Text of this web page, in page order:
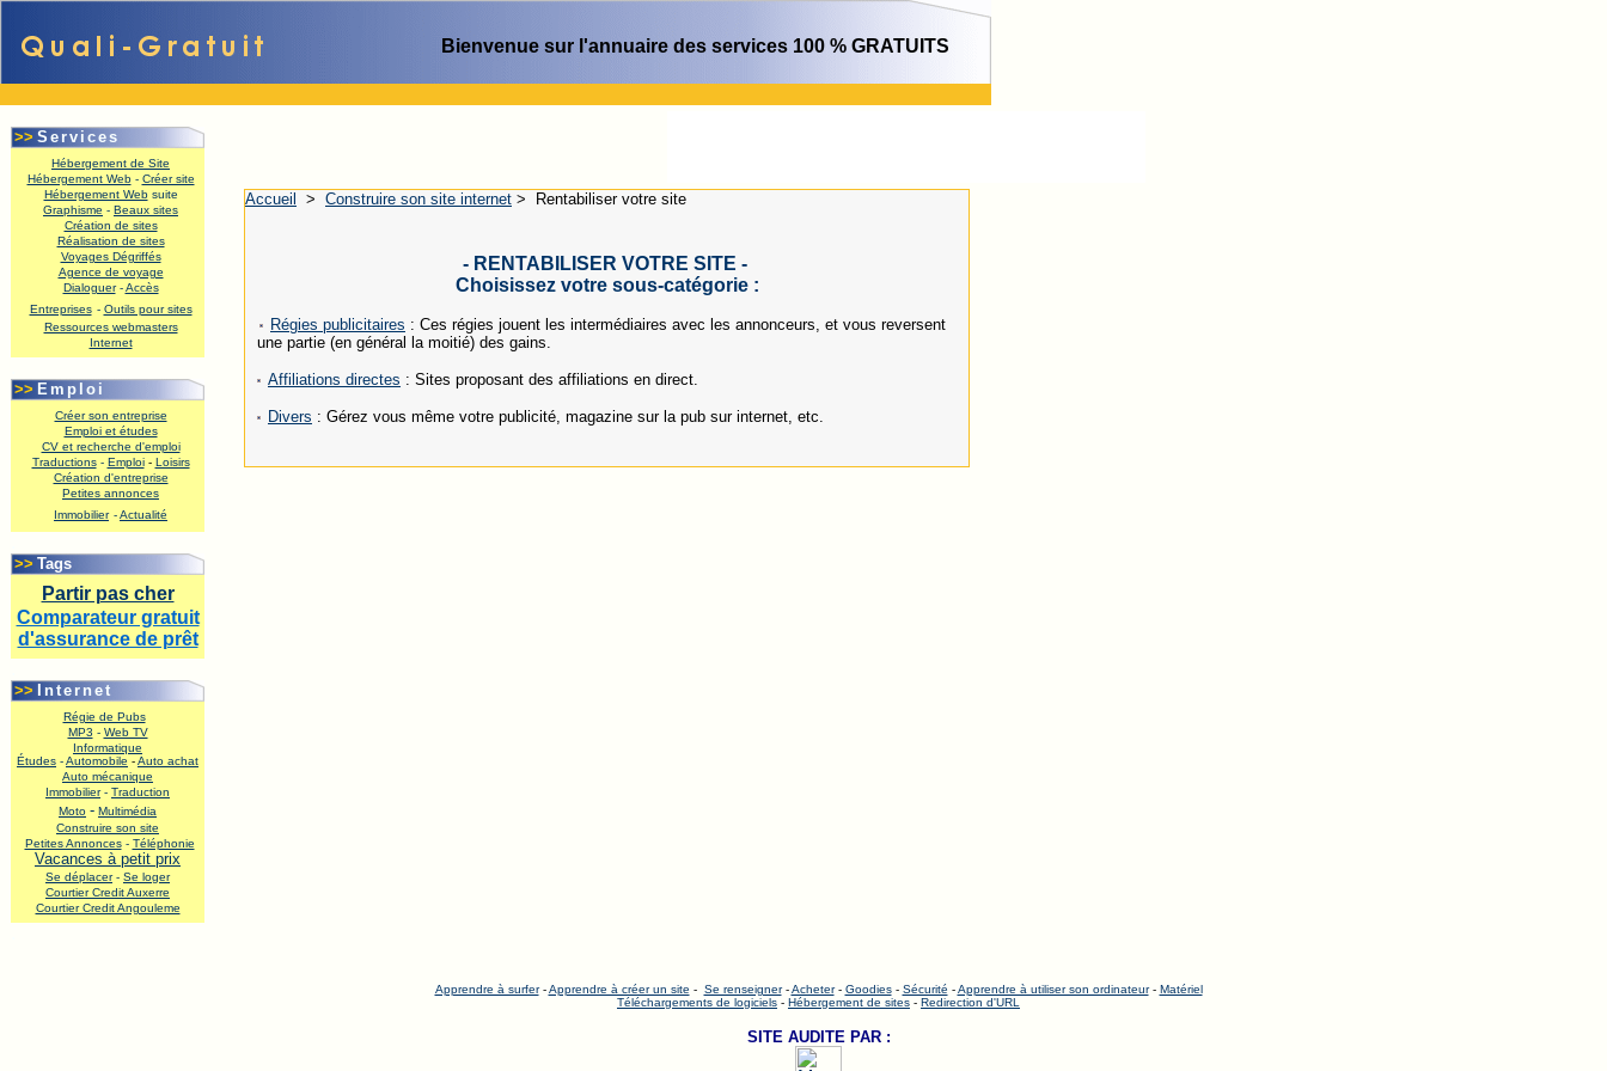
Bienvenue sur l'annuaire des services 100 % GRATUITS
>> Services
Hébergement de Site
Hébergement Web- Créer site
Hébergement Websuite
Graphisme - Beaux sites
Création de sites
Réalisation de sites
Voyages Dégriffés
Agence de voyage
Dialoguer-Accès
Entreprises - Outils pour sites
Ressources webmasters
Internet
>> Emploi
Créer son entreprise
Emploi et études
CV et recherche d'emploi
Traductions- Emploi- Loisirs
Création d'entreprise
Petites annonces
Immobilier -Actualité
>> Tags
Partir pas cher
Comparateur gratuit
d'assurance de prêt
>> Internet
Régie de Pubs
MP3 - Web TV
Informatique
Études -Automobile -Auto achat
Auto mécanique
Immobilier- Traduction
Moto - Multimédia
Construire son site
Petites Annonces- Téléphonie
Vacances à petit prix
Se déplacer- Se loger
Courtier Credit Auxerre
Courtier Credit Angouleme
Accueil > Construire son site internet > Rentabiliser votre site
- RENTABILISER VOTRE SITE -
Choisissez votre sous-catégorie :
Régies publicitaires : Ces régies jouent les intermédiaires avec les annonceurs, et vous reversent
une partie (en général la moitié) des gains.
Affiliations directes : Sites proposant des affiliations en direct.
Divers : Gérez vous même votre publicité, magazine sur la pub sur internet, etc.
Apprendre à surfer-Apprendre à créer un site - Se renseigner-Acheter- Goodies- Sécurité -Apprendre à utiliser son ordinateur- Matériel
Téléchargements de logiciels - Hébergement de sites - Redirection d'URL
SITE AUDITE PAR :